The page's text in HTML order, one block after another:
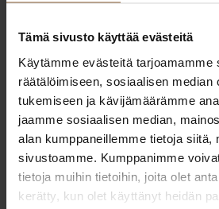
Tämä sivusto käyttää evästeitä
Käytämme evästeitä tarjoamamme
räätälöimiseen, sosiaalisen median
tukemiseen ja kävijämäärämme
jaamme sosiaalisen median,
alan kumppaneillemme tietoja siitä,
sivustoamme. Kumppanimme
tietoja muihin tietoihin, joita olet
kerätty, kun olet käyttänyt heidän